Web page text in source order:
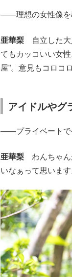
——理想の女性像を
亜華梨 自立した大
てもカッコいい女
屋”。意見もコロコ
アイドルやグ
——プライベートで
亜華梨 わんちゃん
いなぁって思います